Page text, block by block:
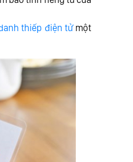
thiếp điện tửmột